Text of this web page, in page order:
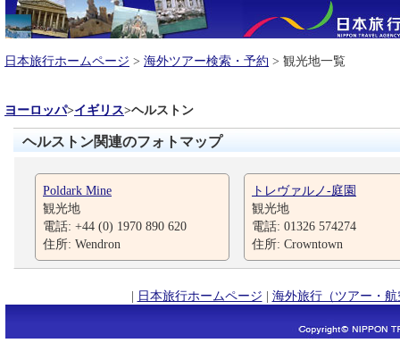
日本旅行ホームページ > 海外ツアー検索・予約 > 観光地一覧
ヨーロッパ>イギリス>ヘルストン
ヘルストン関連のフォトマップ
Poldark Mine
観光地
電話: +44 (0) 1970 890 620
住所: Wendron
トレヴァルノ-庭園
観光地
電話: 01326 574274
住所: Crowntown
| 日本旅行ホームページ | 海外旅行（ツアー・航